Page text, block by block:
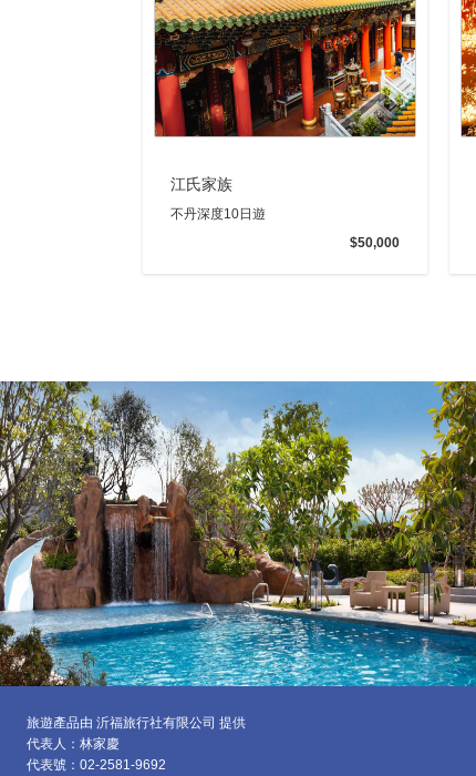
江氏家族
不丹深度10日遊
$50,000
旅遊產品由 沂福旅行社有限公司 提供
代表人：林家慶
代表號：02-2581-9692